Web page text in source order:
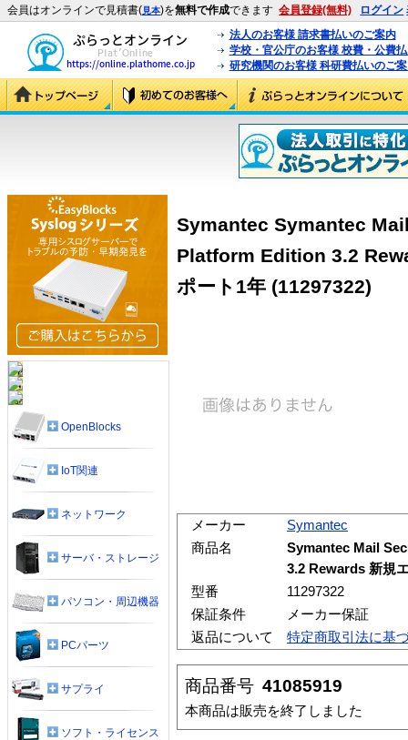
会員はオンラインで見積書(見本)を無料で作成できます 会員登録(無料) ログイン
法人のお客様 請求書払いのご案内
学校・官公庁のお客様 校費・公費
研究機関のお客様 科研費払いのご
Symantec Symantec
Platform Edition 3.2
ポート1年 (11297322)
メーカー
Symantec
商品名
Symantec Mail
3.2 Rewards 新規
型番
11297322
保証条件
メーカー保証
返品について
特定商取引法に基
商品番号 41085919
本商品は販売を終了しました
OpenBlocks
IoT関連
ネットワーク
サーバ・ストレージ
パソコン・周辺機器
PCパーツ
サプライ
ソフト・ライセンス